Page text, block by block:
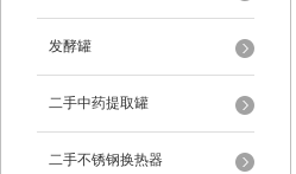
发酵罐
二手中药提取罐
二手不锈钢换热器